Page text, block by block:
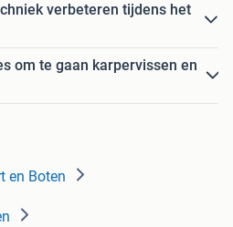
verbeteren tijdens het
om te gaan karpervissen en
en Boten